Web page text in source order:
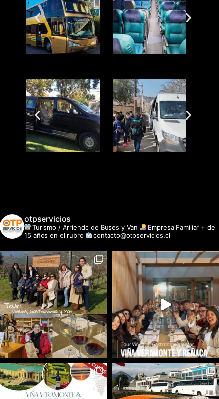
otpservicios
Turismo / Arriendo de Buses y Van
Empresa Familiar + de
15 años en el rubro
contacto@otpservicios.cl